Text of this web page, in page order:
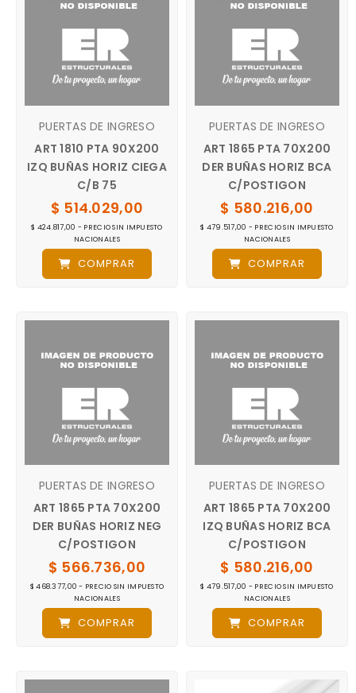
PUERTAS DE INGRESO
ART 1810 PTA 90X200
IZQ BUÑAS HORIZ CIEGA
C/B 75
$ 514.029,00
$ 424.817,00 - PRECIO SIN IMPUESTO
NACIONALES
COMPRAR
PUERTAS DE INGRESO
ART 1865 PTA 70X200
DER BUÑAS HORIZ BCA
C/POSTIGON
$ 580.216,00
$ 479.517,00 - PRECIO SIN IMPUESTO
NACIONALES
COMPRAR
PUERTAS DE INGRESO
ART 1865 PTA 70X200
DER BUÑAS HORIZ NEG
C/POSTIGON
$ 566.736,00
$ 468.377,00 - PRECIO SIN IMPUESTO
NACIONALES
COMPRAR
PUERTAS DE INGRESO
ART 1865 PTA 70X200
IZQ BUÑAS HORIZ BCA
C/POSTIGON
$ 580.216,00
$ 479.517,00 - PRECIO SIN IMPUESTO
NACIONALES
COMPRAR